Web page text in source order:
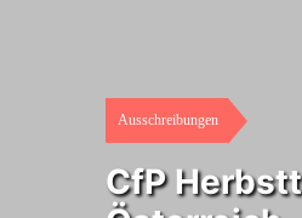
Ausschreibungen
CfP